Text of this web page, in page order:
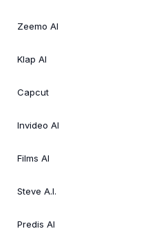
Zeemo AI
Klap AI
Capcut
Invideo AI
Films AI
Steve A.I.
Predis AI